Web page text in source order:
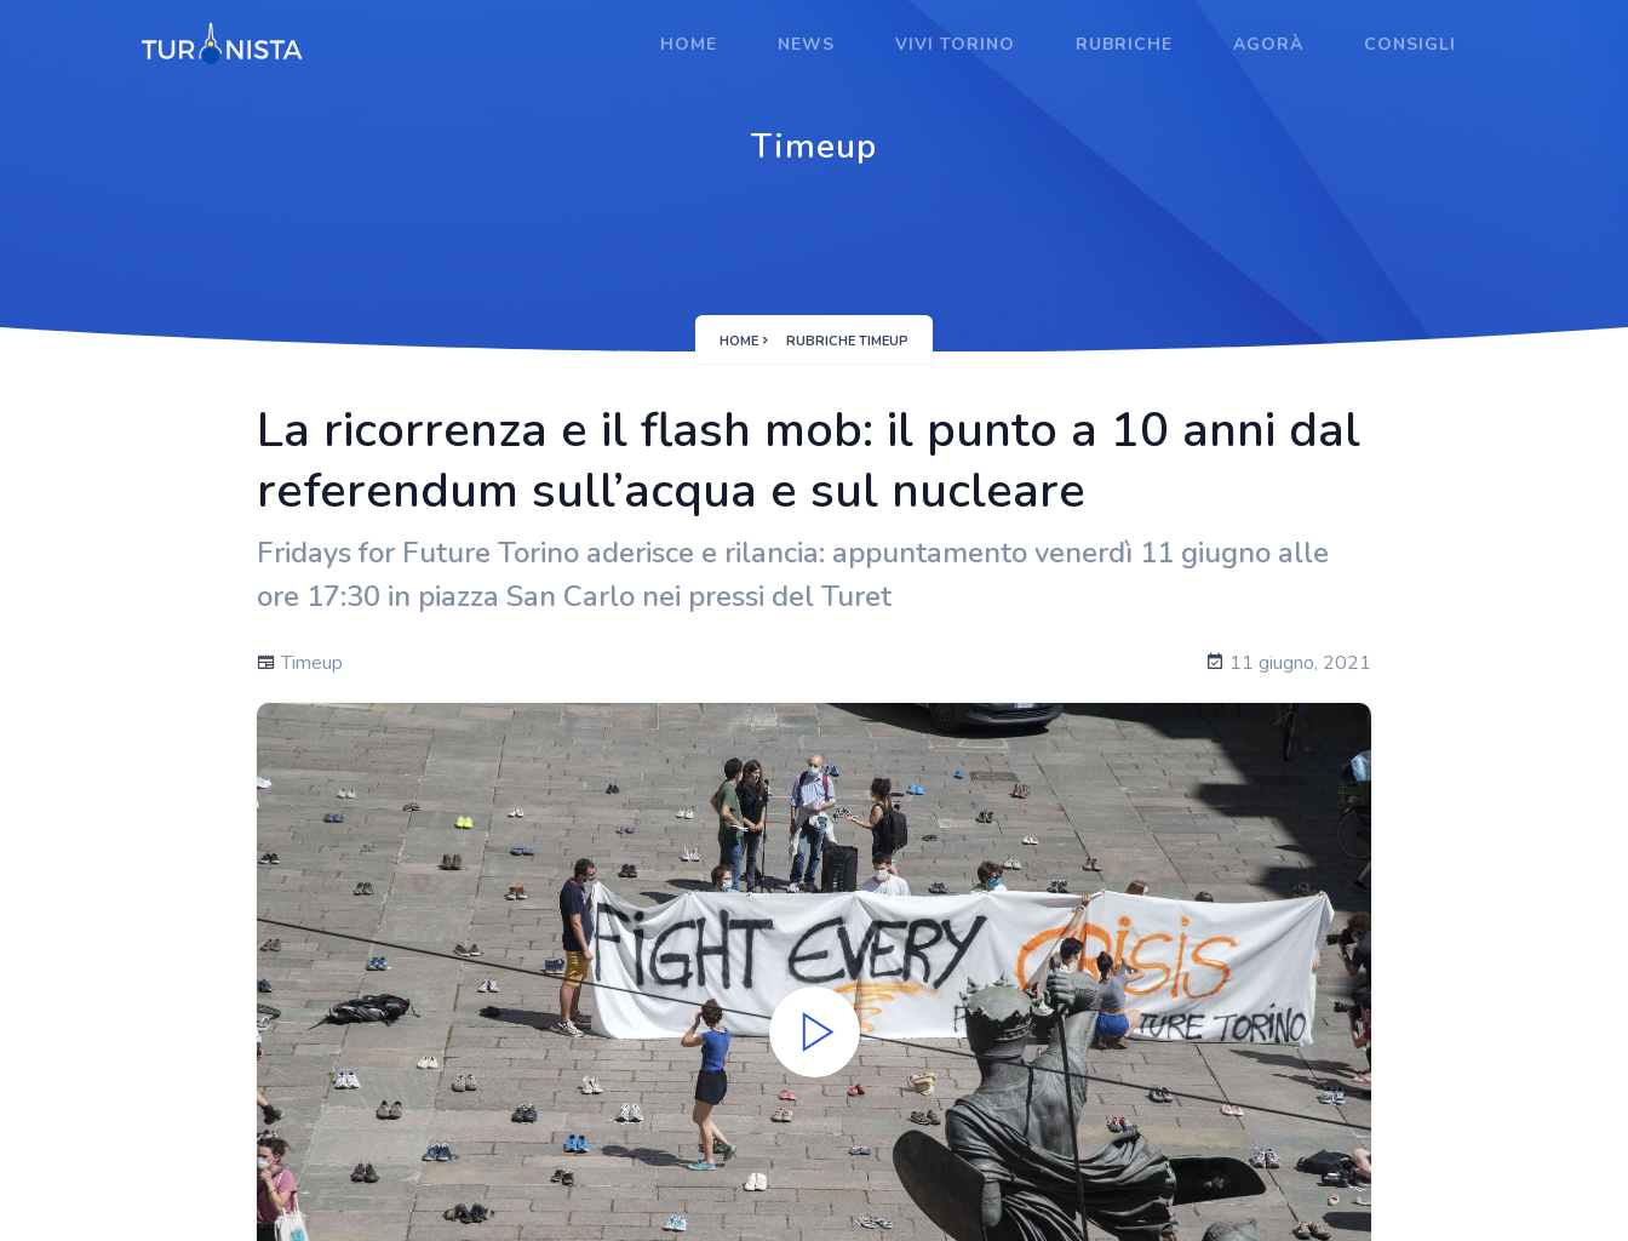
HOME NEWS VIVI TORINO RUBRICHE AGORÀ CONSIGLI
Timeup
HOME RUBRICHE TIMEUP
La ricorrenza e il flash mob: il punto a 10 anni dal
referendum sull’acqua e sul nucleare
Fridays for Future Torino aderisce e rilancia: appuntamento venerdì 11 giugno alle
ore 17:30 in piazza San Carlo nei pressi del Turet
Timeup 11 giugno, 2021